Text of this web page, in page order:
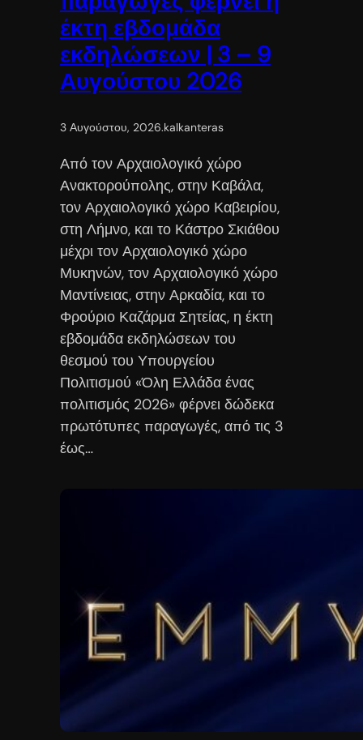
έκτη εβδομάδα
εκδηλώσεων | 3 – 9
Αυγούστου 2026
3 Αυγούστου, 2026.kalkanteras
Από τον Αρχαιολογικό χώρο
Ανακτορούπολης, στην Καβάλα,
τον Αρχαιολογικό χώρο Καβειρίου,
στη Λήμνο, και το Κάστρο Σκιάθου
μέχρι τον Αρχαιολογικό χώρο
Μυκηνών, τον Αρχαιολογικό χώρο
Μαντίνειας, στην Αρκαδία, και το
Φρούριο Καζάρμα Σητείας, η έκτη
εβδομάδα εκδηλώσεων του
θεσμού του Υπουργείου
Πολιτισμού «Όλη Ελλάδα ένας
πολιτισμός 2026» φέρνει δώδεκα
πρωτότυπες παραγωγές, από τις 3
έως…